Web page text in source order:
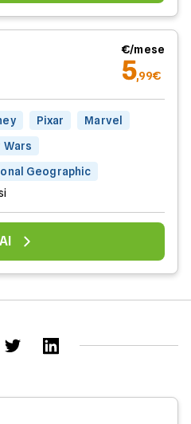
€/mese
5,99€
Pixar
Marvel
Wars
Geographic